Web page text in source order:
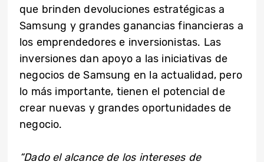
que brinden devoluciones estratégicas a
Samsung y grandes ganancias financieras a
los emprendedores e inversionistas. Las
inversiones dan apoyo a las iniciativas de
negocios de Samsung en la actualidad, pero
lo más importante, tienen el potencial de
crear nuevas y grandes oportunidades de
negocio.
“Dado el alcance de los intereses de